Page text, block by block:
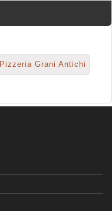
Pizzeria Grani Antichi